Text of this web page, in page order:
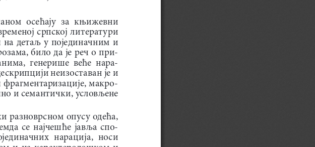
осећају  за  књижевни
српској литератури
на  детаљ  у  појединачним  и
било да је реч о при-
генерише  веће  нара-
неизоставан је и
макро-
и семантички, условљене
разноврсном опусу одећа,
се  најчешће  јавља  спо-
нарација,  носи